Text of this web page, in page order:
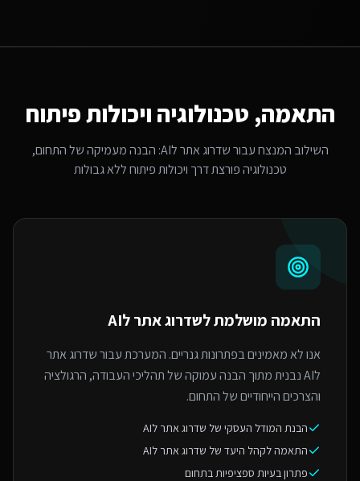
התאמה, טכנולוגיה ויכולות פיתוח
השילוב המנצח עבורשדרוג אתר לAI
: הבנה מעמיקה של התחום,
טכנולוגיה פורצת דרך ויכולות פיתוח ללא גבולות
התאמה מושלמת לשדרוג אתר לAI
אנו לא מאמינים בפתרונות גנריים. המערכת עבור שדרוג אתר
לAI נבנית מתוך הבנה עמוקה של תהליכי העבודה, הרגולציה
והצרכים הייחודיים של התחום.
הבנת המודל העסקי של שדרוג אתר לAI
התאמה לקהל היעד של שדרוג אתר לAI
פתרון בעיות ספציפיות בתחום